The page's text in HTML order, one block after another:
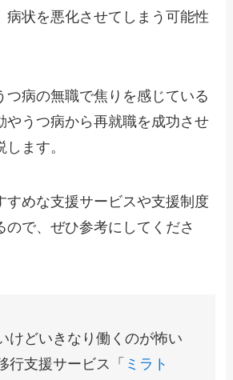
病状を悪化させてしまう可能性
つ病の無職で焦りを感じている
やうつ病から再就職を成功させ
ます。
すめな支援サービスや支援制度
ので、ぜひ参考にしてくださ
けどいきなり働くのが怖い
行支援サービス「 ミラト